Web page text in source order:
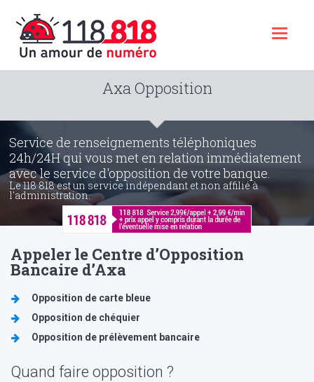
Axa Opposition
Service de renseignements téléphoniques
24h/24H qui vous met en relation immédiatement
avec le service d'opposition de votre banque.
Le 118 818 est un service indépendant et non affilié à
l'administration.
Appeler le Centre d’Opposition
Bancaire d’Axa
Opposition de carte bleue
Opposition de chéquier
Opposition de prélèvement bancaire
Quand faire opposition ?